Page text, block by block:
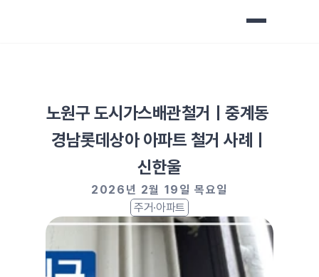
노원구 도시가스배관철거ㅣ중계동
경남롯데상아 아파트 철거 사례ㅣ
신한울
2026년 2월 19일 목요일
주거·아파트